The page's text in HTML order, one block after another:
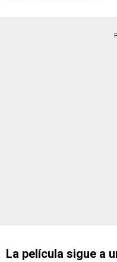
La película sigue a